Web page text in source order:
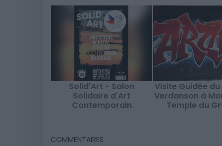
Solid'Art - Salon
Solidaire d'Art
Contemporain
Visite Guidée
Verdanson à
Temple du
COMMENTAIRES